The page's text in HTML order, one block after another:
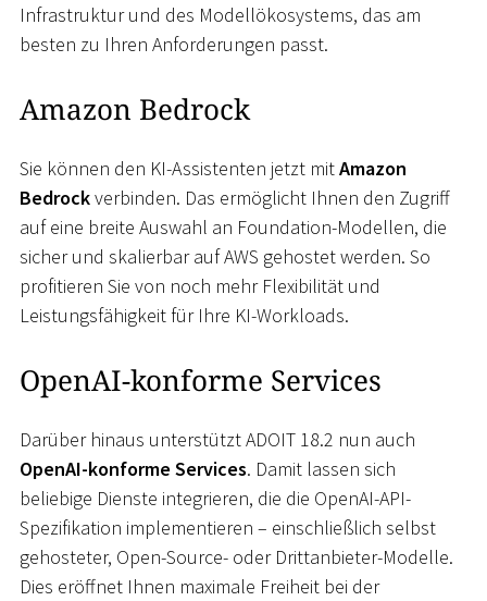
Infrastruktur und des Modellökosystems, das am
besten zu Ihren Anforderungen passt.
Amazon Bedrock
Sie können den KI-Assistenten jetzt mitAmazon
Bedrockverbinden. Das ermöglicht Ihnen den Zugriff
auf eine breite Auswahl an Foundation-Modellen, die
sicher und skalierbar auf AWS gehostet werden. So
profitieren Sie von noch mehr Flexibilität und
Leistungsfähigkeit für Ihre KI-Workloads.
OpenAI-konforme Services
Darüber hinaus unterstützt ADOIT 18.2 nun auch
OpenAI-konforme Services. Damit lassen sich
beliebige Dienste integrieren, die die OpenAI-API-
Spezifikation implementieren – einschließlich selbst
gehosteter, Open-Source- oder Drittanbieter-Modelle.
Dies eröffnet Ihnen maximale Freiheit bei der